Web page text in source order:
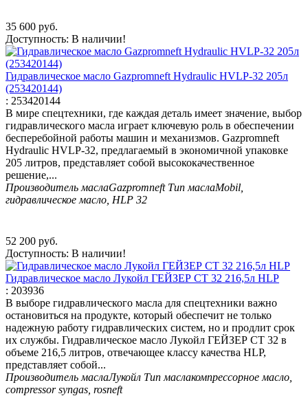
35 600 руб.
Доступность: В наличии!
Гидравлическое масло Gazpromneft Hydraulic HVLP-32 205л
(253420144)
: 253420144
В мире спецтехники, где каждая деталь имеет значение, выбор
гидравлического масла играет ключевую роль в обеспечении
бесперебойной работы машин и механизмов. Gazpromneft
Hydraulic HVLP-32, предлагаемый в экономичной упаковке
205 литров, представляет собой высококачественное
решение,...
Производитель маслаGazpromneft Тип маслаMobil,
гидравлическое масло, HLP 32
52 200 руб.
Доступность: В наличии!
Гидравлическое масло Лукойл ГЕЙЗЕР СТ 32 216,5л HLP
: 203936
В выборе гидравлического масла для спецтехники важно
остановиться на продукте, который обеспечит не только
надежную работу гидравлических систем, но и продлит срок
их службы. Гидравлическое масло Лукойл ГЕЙЗЕР СТ 32 в
объеме 216,5 литров, отвечающее классу качества HLP,
представляет собой...
Производитель маслаЛукойл Тип маслакомпрессорное масло,
compressor syngas, rosneft